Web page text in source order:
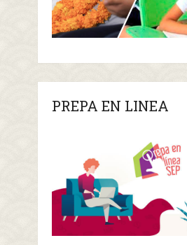
PREPA EN LINEA